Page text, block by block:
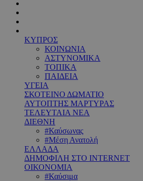
ΚΥΠΡΟΣ
ΚΟΙΝΩΝΙΑ
ΑΣΤΥΝΟΜΙΚΑ
ΤΟΠΙΚΑ
ΠΑΙΔΕΙΑ
ΥΓΕΙΑ
ΣΚΟΤΕΙΝΟ ΔΩΜΑΤΙΟ
ΑΥΤΟΠΤΗΣ ΜΑΡΤΥΡΑΣ
ΤΕΛΕΥΤΑΙΑ ΝΕΑ
ΔΙΕΘΝΗ
#Καύσωνας
#Μέση Ανατολή
ΕΛΛΑΔΑ
ΔΗΜΟΦΙΛΗ ΣΤΟ INTERNET
ΟΙΚΟΝΟΜΙΑ
#Καύσιμα